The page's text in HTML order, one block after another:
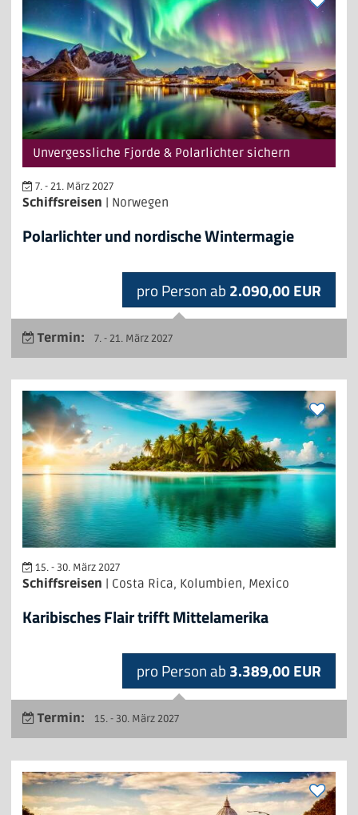
Unvergessliche Fjorde & Polarlichter sichern
7. - 21. März 2027
Schiffsreisen | Norwegen
Polarlichter und nordische Wintermagie
pro Person ab 2.090,00 EUR
Termin: 7. - 21. März 2027
15. - 30. März 2027
Schiffsreisen | Costa Rica, Kolumbien, Mexico
Karibisches Flair trifft Mittelamerika
pro Person ab 3.389,00 EUR
Termin: 15. - 30. März 2027